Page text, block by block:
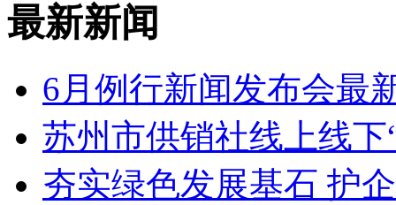
最新新闻
6月例行新闻发布会最
苏州市供销社线上线
夯实绿色发展基石 护